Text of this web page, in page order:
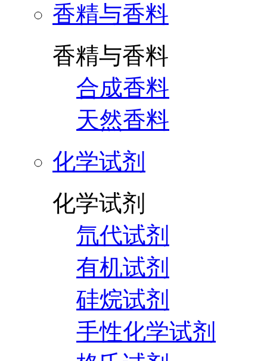
香精与香料
香精与香料
合成香料
天然香料
化学试剂
化学试剂
氘代试剂
有机试剂
硅烷试剂
手性化学试剂